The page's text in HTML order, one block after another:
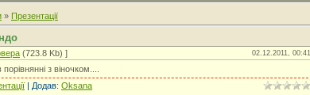
» Презентації
(723.8 Kb) ] 02.12.2011, 00:41
з віночком....
| Додав: Oksana